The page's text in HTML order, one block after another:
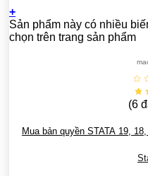
+
Sản phẩm này có nhiều
chọn trên trang sản phẩm
(6
Mua bản quyền STATA 19,